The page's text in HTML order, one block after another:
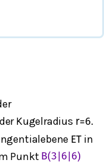
Kugelradius r=6.
ETin
Punkt B(3 6 6)